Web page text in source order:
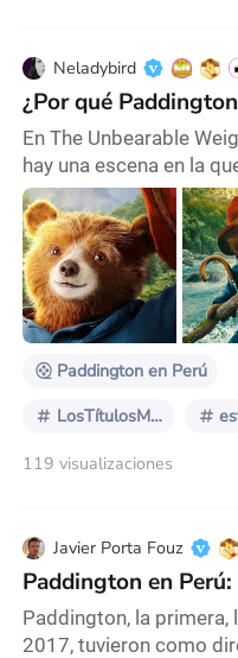
Neladybird
¿Por qué
En The Unbearable
hay una escena en la
Nicolas Cage, le
(interpretado por Pedro
películas favoritas de
sus elecciones, y la
Cage, poco
juntos y una vez
Paddington en Perú
LosTítulosMásEsperadosDel2025
119 visualizaciones
Javier Porta Fouz
Paddington en
Paddington, la primera,
2017, tuvieron como